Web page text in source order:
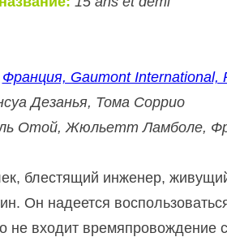
Франция, Gaumont International,
Дезанья, Тома Соррио
Отой, Жюльетт Ламболе,
блестящий инженер,
Он надеется
не входит времяпровождение